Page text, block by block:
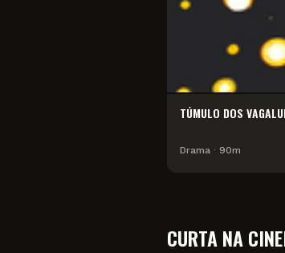
TÚMULO DOS
Drama ∙ 90m
CURTA NA